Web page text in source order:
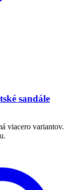
sandále
viacero variantov.